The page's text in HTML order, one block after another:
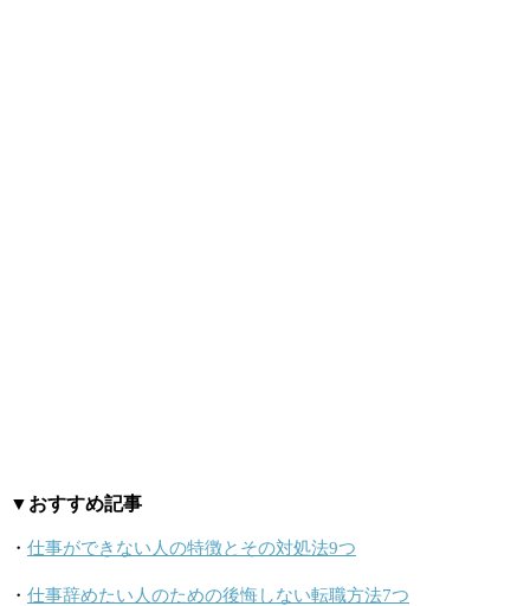
▼おすすめ記事
・ 仕事ができない人の特徴とその対処法9つ
・ 仕事辞めたい人のための後悔しない転職方法7つ